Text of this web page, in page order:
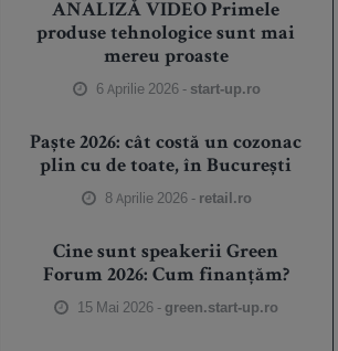
ANALIZĂ VIDEO Primele
produse tehnologice sunt mai
mereu proaste
6 Aprilie 2026 - start-up.ro
Paște 2026: cât costă un cozonac
plin cu de toate, în București
8 Aprilie 2026 - retail.ro
Cine sunt speakerii Green
Forum 2026: Cum finanțăm?
15 Mai 2026 - green.start-up.ro